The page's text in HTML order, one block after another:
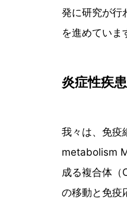
発に研究が行
を進めていま
炎症性疾
我々は、免疫
metabolism
成る複合体（
の移動と免疫